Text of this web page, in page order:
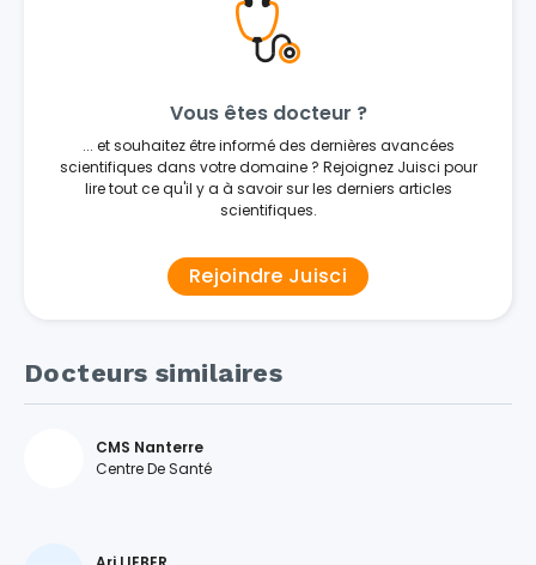
Vous êtes docteur ?
... et souhaitez être informé des dernières avancées
scientifiques dans votre domaine ? Rejoignez Juisci pour
lire tout ce qu'il y a à savoir sur les derniers articles
scientifiques.
Rejoindre Juisci
Docteurs similaires
CMS Nanterre
Centre De Santé